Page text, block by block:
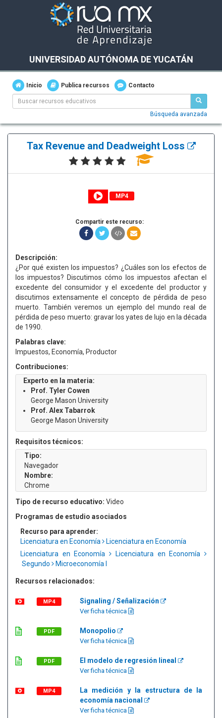
UNIVERSIDAD AUTÓNOMA DE YUCATÁN
Inicio Publica recursos Contacto
Búsqueda avanzada
Tax Revenue and Deadweight Loss
MP4
Compartir este recurso:
Descripción:
¿Por qué existen los impuestos? ¿Cuáles son los efectos de
los impuestos? Discutimos cómo los impuestos afectan el
excedente del consumidor y el excedente del productor y
discutimos extensamente el concepto de pérdida de peso
muerto. También veremos un ejemplo del mundo real de
pérdida de peso muerto: gravar los yates de lujo en la década
de 1990.
Palabras clave:
Impuestos, Economía, Productor
Contribuciones:
Experto en la materia:
Prof. Tyler Cowen
George Mason University
Prof. Alex Tabarrok
George Mason University
Requisitos técnicos:
Tipo:
Navegador
Nombre:
Chrome
Tipo de recurso educativo: Video
Programas de estudio asociados
Recurso para aprender:
Licenciatura en Economía
Licenciatura en Economía
Licenciatura en Economía
Licenciatura en Economía
Segundo
Microeconomía I
Recursos relacionados:
MP4 Signaling / Señalización
Ver ficha técnica
PDF Monopolio
Ver ficha técnica
PDF El modelo de regresión lineal
Ver ficha técnica
MP4
La medición y la estructura de la
economía nacional
Ver ficha técnica